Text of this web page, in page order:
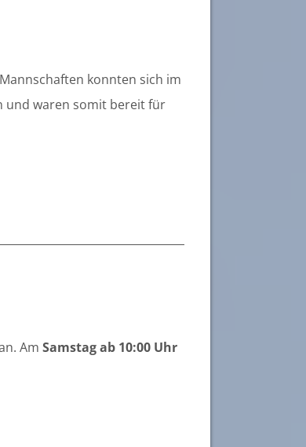
konnten sich im
und waren somit bereit für
Am Samstag ab 10:00 Uhr